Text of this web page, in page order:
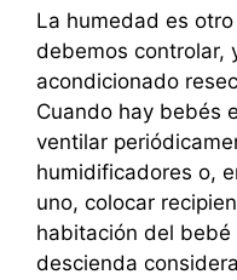
La humedad es
debemos controlar,
acondicionado
Cuando hay bebés
ventilar
humidificadores o,
uno, colocar
habitación del
descienda